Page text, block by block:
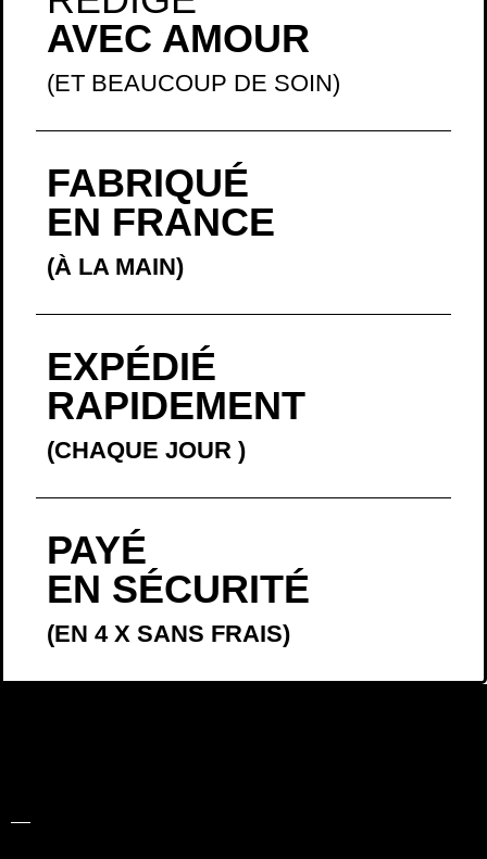
AVEC AMOUR
(ET BEAUCOUP DE SOIN)
FABRIQUÉ
EN FRANCE
(À LA MAIN)
EXPÉDIÉ
RAPIDEMENT
(CHAQUE JOUR )
PAYÉ
EN SÉCURITÉ
(EN 4 X SANS FRAIS)